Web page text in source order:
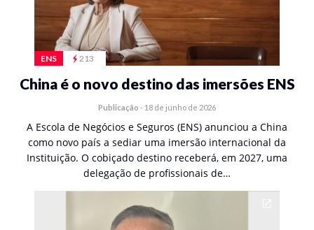
ENS 213
China é o novo destino das imersões ENS
Publicação - 18 de junho de 2026
A Escola de Negócios e Seguros (ENS) anunciou a China
como novo país a sediar uma imersão internacional da
Instituição. O cobiçado destino receberá, em 2027, uma
delegação de profissionais de…